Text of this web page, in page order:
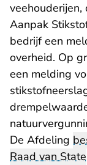
Aanpak
bedrijf een
overheid. Op
een melding
De Afdeling
Raad van State